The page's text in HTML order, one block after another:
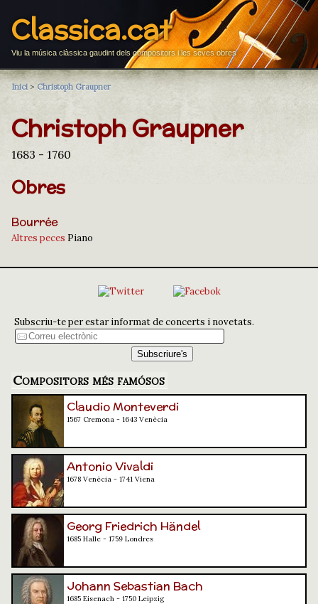
Classica.cat
Viu la música clàssica gaudint dels compositors i les seves obres
Inici > Christoph Graupner
Christoph Graupner
1683 - 1760
Obres
Bourrée
Altres peces Piano
Subscriu-te per estar informat de concerts i novetats.
Compositors més famósos
Claudio Monteverdi
1567 Cremona - 1643 Venècia
Antonio Vivaldi
1678 Venècia - 1741 Viena
Georg Friedrich Händel
1685 Halle - 1759 Londres
Johann Sebastian Bach
1685 Eisenach - 1750 Leipzig